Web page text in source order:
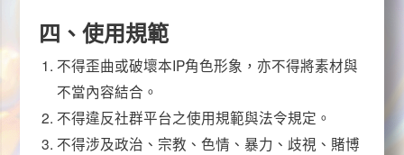
四、使用規範
不得歪曲或破壞本IP角色形象，亦不得將素材與
不當內容結合。
不得違反社群平台之使用規範與法令規定。
不得涉及政治、宗教、色情、暴力、歧視、賭博